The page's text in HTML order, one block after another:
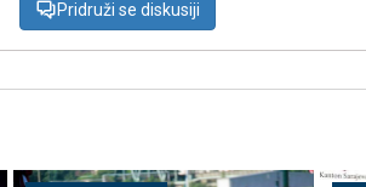
Pridruži se diskusiji